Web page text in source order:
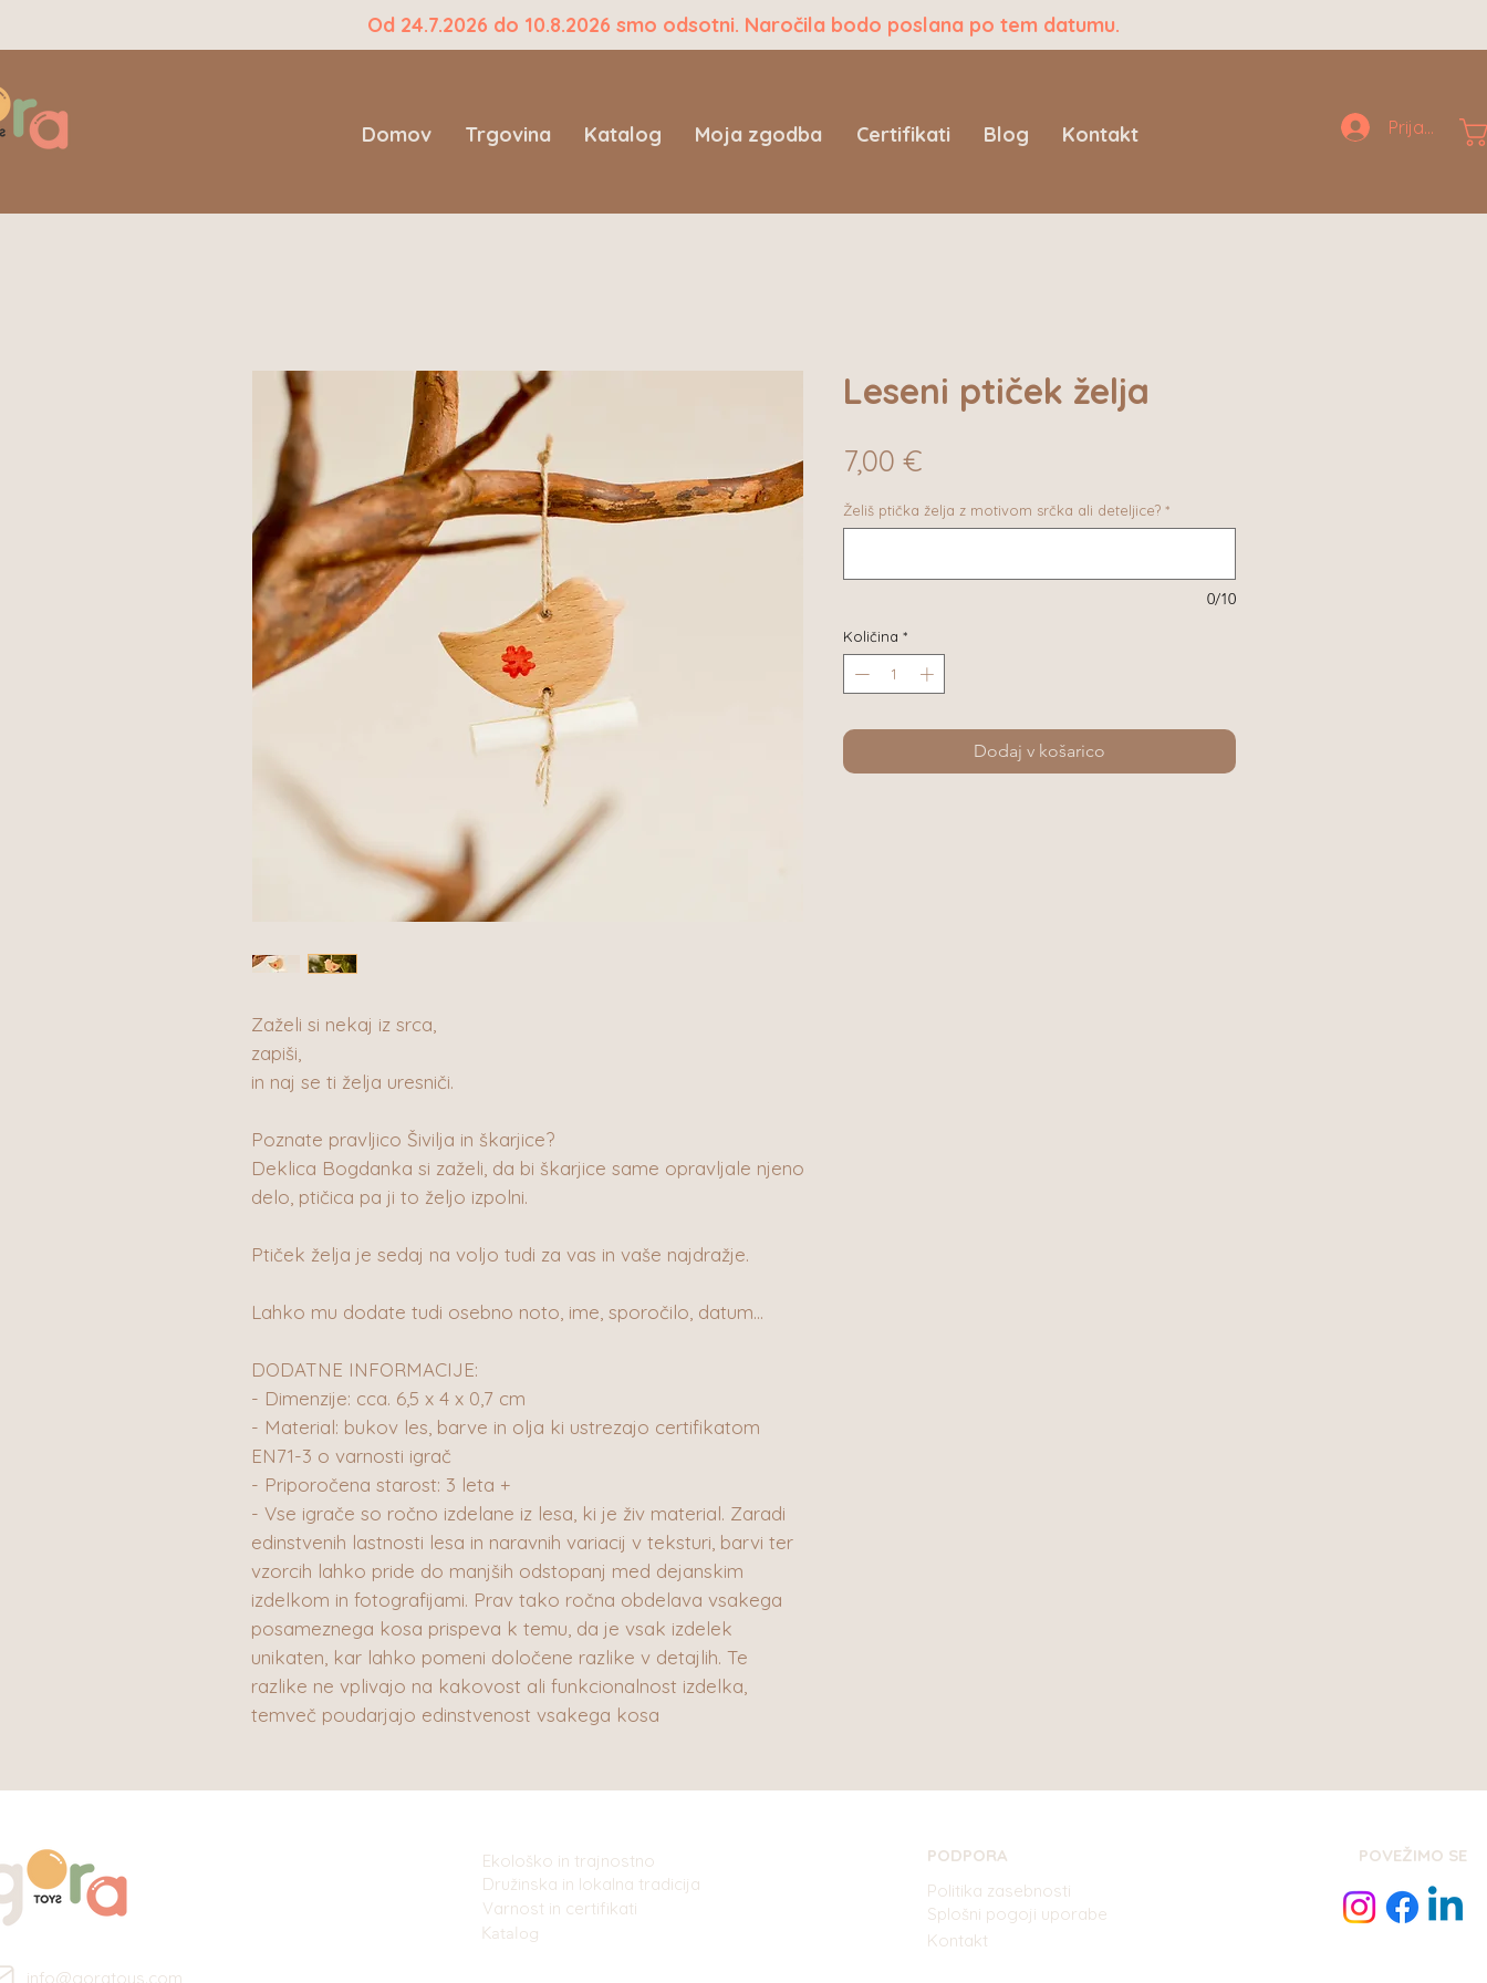
Od 24.7.2026 do 10.8.2026 smo odsotni. Naročila bodo poslana po tem datumu.
Domov Trgovina Katalog Moja zgodba Certifikati Blog Kontakt Prijava
Zaželi si nekaj iz srca,
zapiši,
in naj se ti želja uresniči.
Poznate pravljico Šivilja in škarjice?
Deklica Bogdanka si zaželi, da bi škarjice same opravljale njeno
delo, ptičica pa ji to željo izpolni.
Ptiček želja je sedaj na voljo tudi za vas in vaše najdražje.
Lahko mu dodate tudi osebno noto, ime, sporočilo, datum...
DODATNE INFORMACIJE:
- Dimenzije: cca. 6,5 x 4 x 0,7 cm
- Material: bukov les, barve in olja ki ustrezajo certifikatom
EN71-3 o varnosti igrač
- Priporočena starost: 3 leta +
- Vse igrače so ročno izdelane iz lesa, ki je živ material. Zaradi
edinstvenih lastnosti lesa in naravnih variacij v teksturi, barvi ter
vzorcih lahko pride do manjših odstopanj med dejanskim
izdelkom in fotografijami. Prav tako ročna obdelava vsakega
posameznega kosa prispeva k temu, da je vsak izdelek
unikaten, kar lahko pomeni določene razlike v detajlih. Te
razlike ne vplivajo na kakovost ali funkcionalnost izdelka,
temveč poudarjajo edinstvenost vsakega kosa
Leseni ptiček želja
7,00 €
Želiš ptička želja z motivom srčka ali deteljice? *
0/10
Količina *
Dodaj v košarico
info@goratoys.com
Ekološko in trajnostno
Družinska in lokalna tradicija
Varnost in certifikati
Katalog
PODPORA
Politika zasebnosti
Splošni pogoji uporabe
Kontakt
POVEŽIMO SE